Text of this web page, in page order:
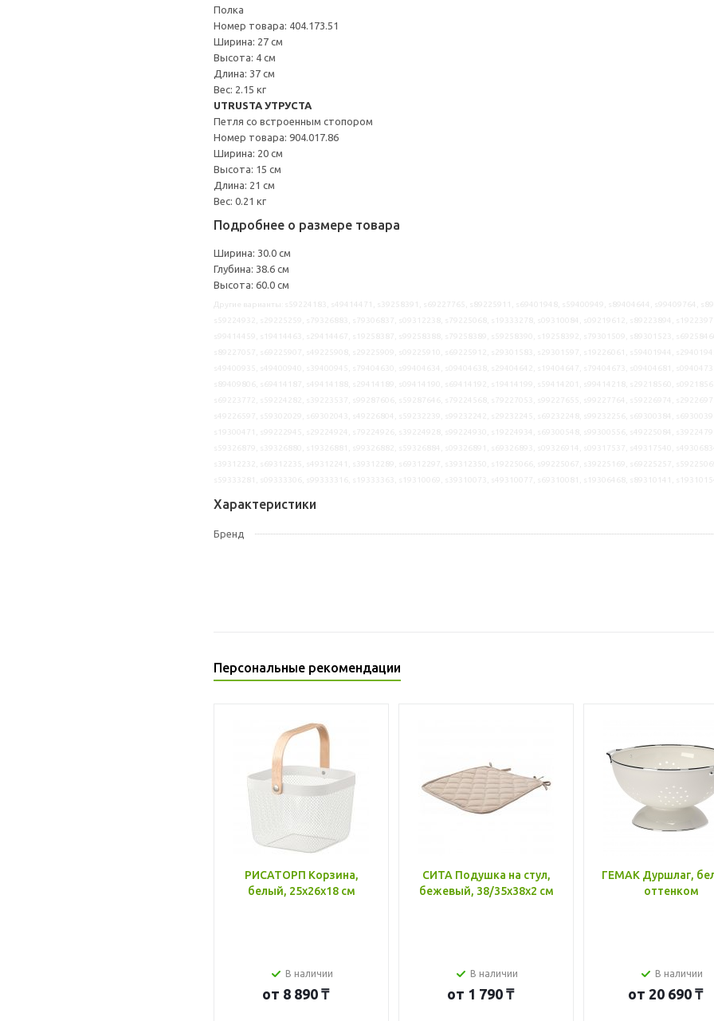
Полка
Номер товара: 404.173.51
Ширина: 27 см
Высота: 4 см
Длина: 37 см
Вес: 2.15 кг
UTRUSTA УТРУСТА
Петля со встроенным стопором
Номер товара: 904.017.86
Ширина: 20 см
Высота: 15 см
Длина: 21 см
Вес: 0.21 кг
Подробнее о размере товара
Ширина: 30.0 см
Глубина: 38.6 см
Высота: 60.0 см
Характеристики
Бренд
Персональные рекомендации
РИСАТОРП Корзина,
белый, 25x26x18 см
В наличии
от 8 890 ₸
СИТА Подушка на стул,
бежевый, 38/35x38x2 см
В наличии
от 1 790 ₸
ГЕМАК Дуршлаг,
оттенком
В наличии
от 20 690 ₸